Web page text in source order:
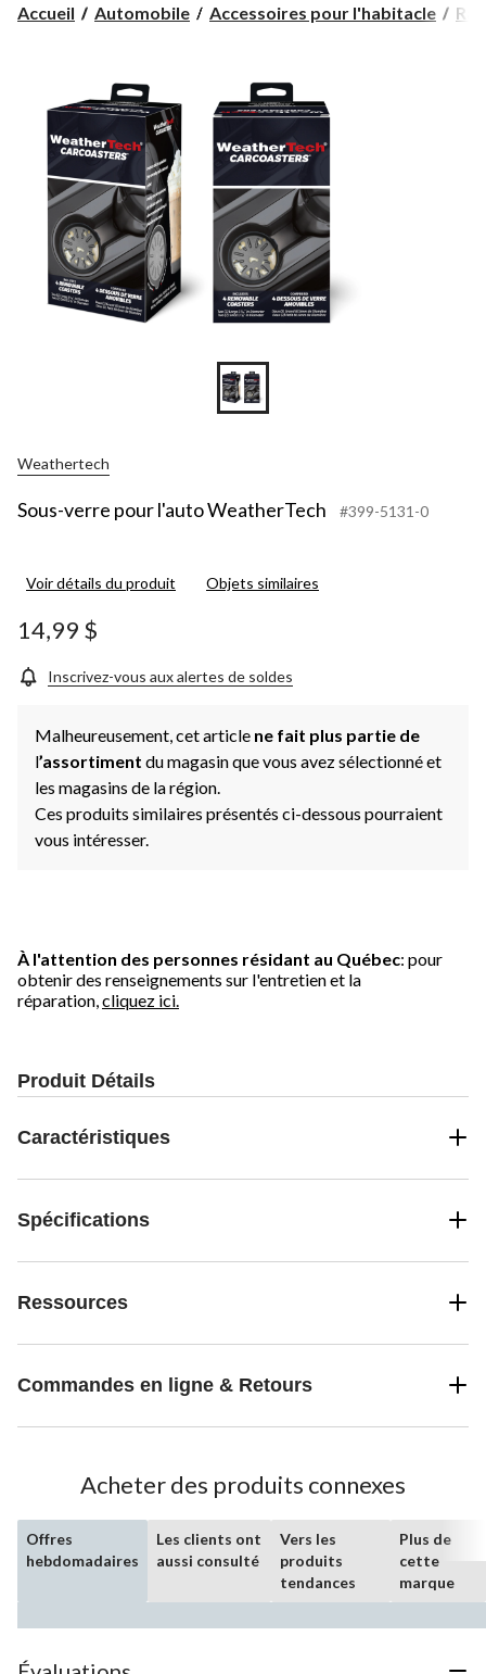
Accueil Automobile Accessoires pour l'habitacle
Weathertech
Sous-verre pour l'auto WeatherTech #399-5131-0
Voir détails du produit Objets similaires
14,99 $
Inscrivez-vous aux alertes de soldes
Malheureusement, cet article ne fait plus partie de
l’assortiment du magasin que vous avez sélectionné et
les magasins de la région.
Ces produits similaires présentés ci-dessous pourraient
vous intéresser.
À l'attention des personnes résidant au Québec: pour
obtenir des renseignements sur l'entretien et la
réparation, cliquez ici.
Produit Détails
Caractéristiques
Spécifications
Ressources
Commandes en ligne & Retours
Acheter des produits connexes
Offres
hebdomadaires
Les clients ont
aussi consulté
Vers les
produits
tendances
Plus de
cette
marque